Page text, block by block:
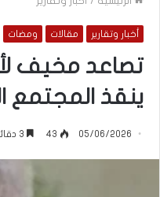
أخبار وتقارير مقالات ومضات
تصاعد مخيف
ينقذ المجتمع
05/06/2026
43